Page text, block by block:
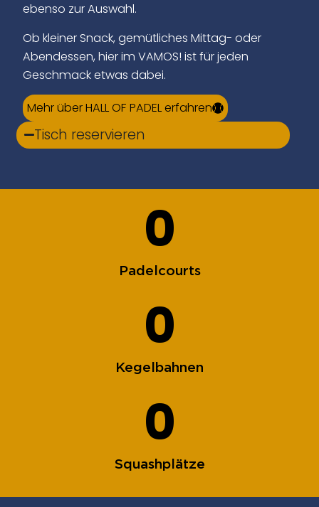
ebenso zur Auswahl.
Ob kleiner Snack, gemütliches Mittag- oder
Abendessen, hier im VAMOS! ist für jeden
Geschmack etwas dabei.
Mehr über HALL OF PADEL erfahren
Tisch reservieren
Padelcourts
0
Kegelbahnen
0
Squashplätze
0